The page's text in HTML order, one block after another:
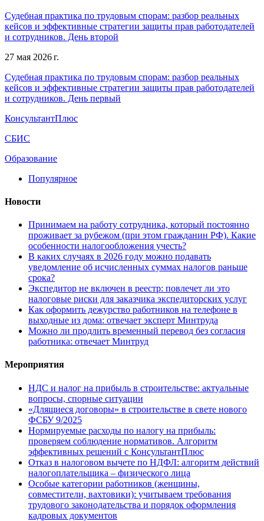
Судебная практика по трудовым спорам: разбор реальных
кейсов и эффективные стратегии защиты прав работодателей
и сотрудников. День второй
27 мая 2026 г.
Судебная практика по трудовым спорам: разбор реальных
кейсов и эффективные стратегии защиты прав работодателей
и сотрудников. День первый
КонсультантПлюс
СБИС
Образование
Популярное
Новости
Принимаем на работу сотрудника, который постоянно
проживает за рубежом (при этом гражданин РФ). Какие
особенности налогообложения учесть?
В каких случаях в 2026 году можно подавать
уведомление об исчисленных суммах налогов раньше
срока?
Экспедитор не включен в реестр: повлечет ли это
налоговые риски для заказчика экспедиторских услуг
Как оформить дежурство работников на телефоне в
выходные из дома: отвечает эксперт Минтруда
Можно ли продлить временный перевод без согласия
работника: отвечает Минтруд
Мероприятия
НДС и налог на прибыль в строительстве: актуальные
вопросы, спорные ситуации
«Длящиеся договоры» в строительстве в свете нового
ФСБУ 9/2025
Нормируемые расходы по налогу на прибыль:
проверяем соблюдение нормативов. Алгоритм
эффективных решений с КонсультантПлюс
Отказ в налоговом вычете по НДФЛ: алгоритм действий
налогоплательщика – физического лица
Особые категории работников (женщины,
совместители, вахтовики): учитываем требования
трудового законодательства и порядок оформления
кадровых документов